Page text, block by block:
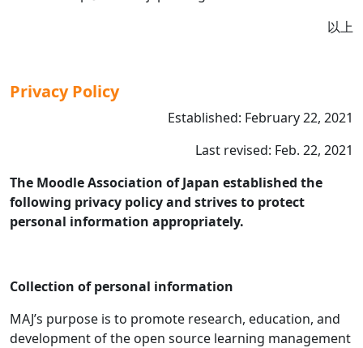
以上
Privacy Policy
Established: February 22, 2021
Last revised: Feb. 22, 2021
The Moodle Association of Japan established the
following privacy policy and strives to protect
personal information appropriately.
Collection of personal information
MAJ’s purpose is to promote research, education, and
development of the open source learning management